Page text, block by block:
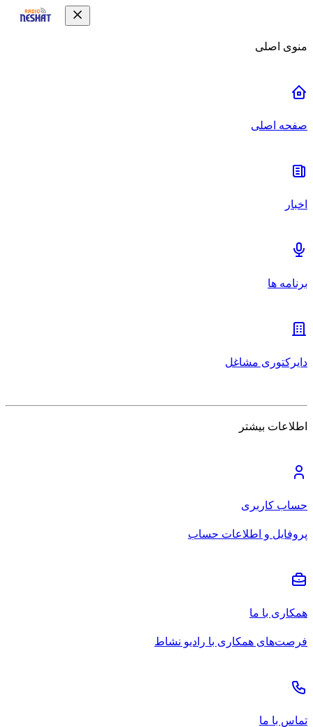
منوی اصلی
صفحه اصلی
اخبار
برنامه ها
دایرکتوری مشاغل
اطلاعات بیشتر
حساب کاربری
پروفایل و اطلاعات حساب
همکاری با ما
فرصت‌های همکاری با رادیو نشاط
تماس با ما